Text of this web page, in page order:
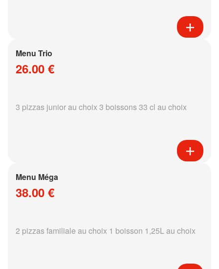
Menu Trio
26.00 €
3 pizzas junior au choix 3 boissons 33 cl au choix
Menu Méga
38.00 €
2 pizzas familiale au choix 1 boisson 1,25L au choix